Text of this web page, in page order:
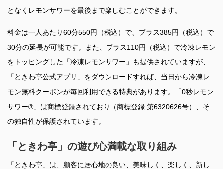
となくレモンサワーを最後まで楽しむことができます。
料金は一人あたり60分550円（税込）で、プラス385円（税込）で
30分の延長が可能です。また、プラス110円（税込）で冷凍レモン
をトッピングした「冷凍レモンサワー」も提供されていますが、
「ときわ亭公式アプリ」をダウンロードすれば、当日から冷凍レ
モン無料クーポンが毎回利用できる特典があります。「0秒レモン
サワー®」は商標登録されており（商標登録 第6320626号）、そ
の独自性が保護されています。
「ときわ亭」の遊び心満載な取り組み
「ときわ亭」は、顧客に居心地の良い、美味しく、楽しく、新し